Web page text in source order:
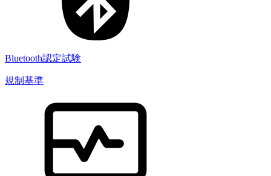
Bluetooth認定試験
規制基準